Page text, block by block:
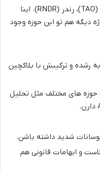
بیتنسور (TAO)، رندر (RNDR). اینا
دیگه هم تو این حوزه وجود
رشده و ترکیبش با بلاکچین
حوزه های مختلف مثل تحلیل
شدید داشته باشن.
و ابهامات قانونی هم